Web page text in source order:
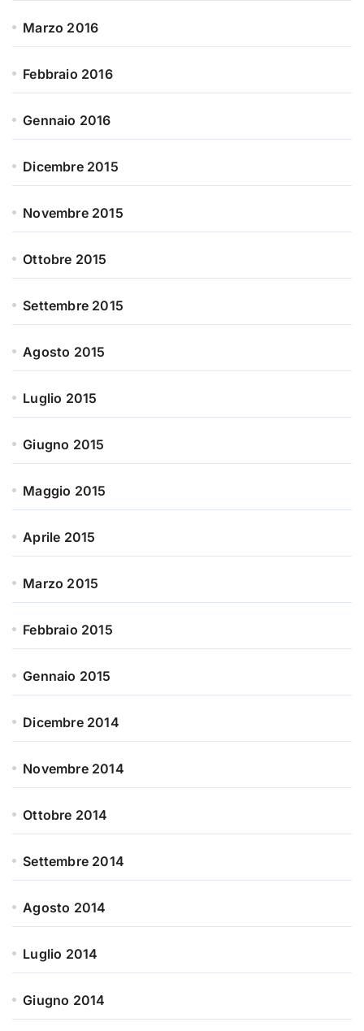
Marzo 2016
Febbraio 2016
Gennaio 2016
Dicembre 2015
Novembre 2015
Ottobre 2015
Settembre 2015
Agosto 2015
Luglio 2015
Giugno 2015
Maggio 2015
Aprile 2015
Marzo 2015
Febbraio 2015
Gennaio 2015
Dicembre 2014
Novembre 2014
Ottobre 2014
Settembre 2014
Agosto 2014
Luglio 2014
Giugno 2014